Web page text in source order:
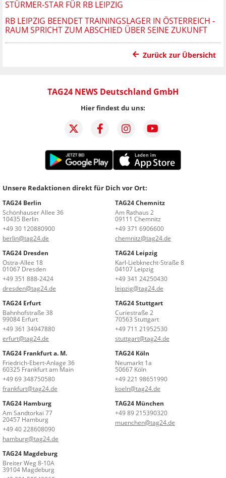
STÜRMER-STAR FÜR RB LEIPZIG
RB LEIPZIG BEENDET TRAININGSLAGER IN ÖSTERREICH -
RAUM SPRICHT ZUM ABSCHIED ÜBER SEINE ZUKUNFT
Zurück zur Übersicht
TAG24 NEWS Deutschland GmbH
Hier findest du uns:
Unsere Redaktionen direkt für Dich vor Ort:
TAG24 Berlin
Schönhauser Allee 36
10435 Berlin
+49 30 120880900
berlin@tag24.de
TAG24 Chemnitz
Am Rathaus 2
09111 Chemnitz
+49 371 6906600
chemnitz@tag24.de
TAG24 Dresden
Ostra-Allee 18
01067 Dresden
+49 351 888-2424
dresden@tag24.de
TAG24 Leipzig
Karl-Liebknecht-Straße 8
04107 Leipzig
+49 341 24250430
leipzig@tag24.de
TAG24 Erfurt
Bahnhofstraße 38
99084 Erfurt
+49 361 34947880
erfurt@tag24.de
TAG24 Stuttgart
Curiestraße 2
70563 Stuttgart
+49 711 21952530
stuttgart@tag24.de
TAG24 Frankfurt a. M.
Friedrich-Ebert-Anlage 36
60325 Frankfurt am Main
+49 69 348750580
frankfurt@tag24.de
TAG24 Köln
Neumarkt 1a
50667 Köln
+49 221 98651990
koeln@tag24.de
TAG24 Hamburg
Am Sandtorkai 77
20457 Hamburg
+49 40 228608090
hamburg@tag24.de
TAG24 München
+49 89 215390320
muenchen@tag24.de
TAG24 Magdeburg
Breiter Weg 8-10A
39104 Magdeburg